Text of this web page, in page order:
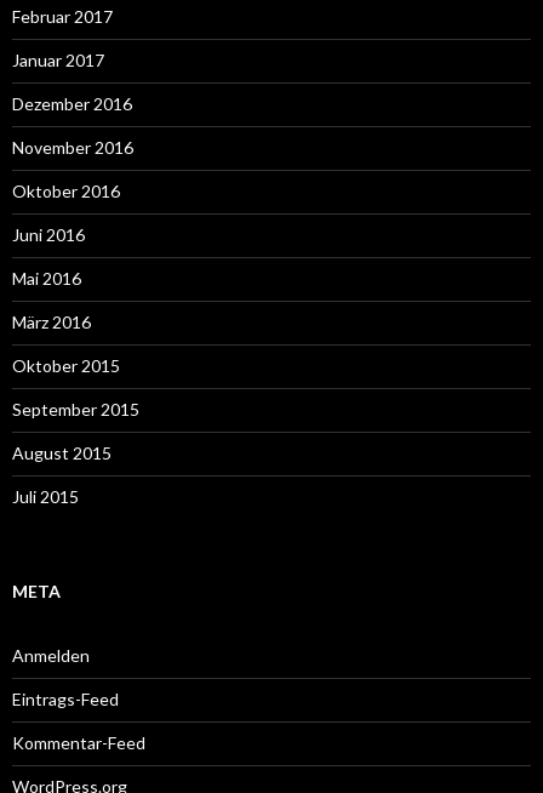
Februar 2017
Januar 2017
Dezember 2016
November 2016
Oktober 2016
Juni 2016
Mai 2016
März 2016
Oktober 2015
September 2015
August 2015
Juli 2015
META
Anmelden
Eintrags-Feed
Kommentar-Feed
WordPress.org